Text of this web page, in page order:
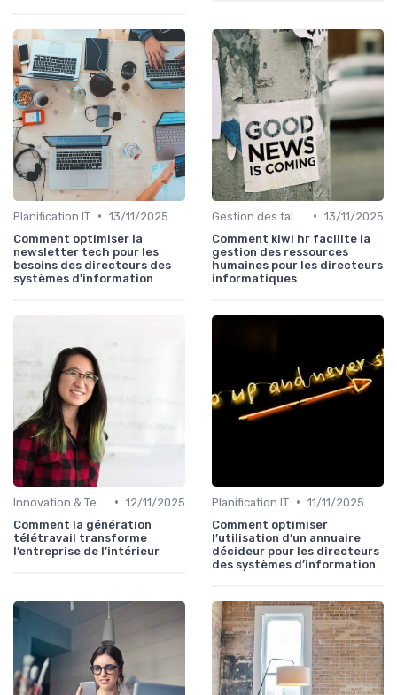
Planification IT • 13/11/2025
Comment optimiser la
newsletter tech pour les
besoins des directeurs des
systèmes d'information
• 13/11/2025
Comment kiwi hr facilite la
gestion des ressources
humaines pour les directeurs
informatiques
• 12/11/2025
Comment la génération
télétravail transforme
l’entreprise de l’intérieur
Planification IT • 11/11/2025
Comment optimiser
l’utilisation d’un annuaire
décideur pour les directeurs
des systèmes d’information